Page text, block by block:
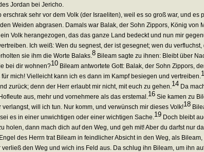
Jordan bei Jericho.
erschrak sehr vor dem Volk (der Israeliten), weil es so groß war, und es
Weiden abgrasen. Damals war Balak, der Sohn Zippors, König von
Volk herangezogen, das das ganze Land bedeckt und nun mir
Ich weiß: Wen du segnest, der ist gesegnet; wen du verfluchst,
sie ihm die Worte Balaks. 8 Bileam sagte zu ihnen: Bleibt über
bei dir wohnen?10 Bileam antwortete Gott: Balak, der Sohn Zippors,
mich! Vielleicht kann ich es dann im Kampf besiegen und vertreiben.
zurück; denn der Herr erlaubt mir nicht, mit euch zu gehen. 14 Da
aus, mehr und vornehmere als das erstemal. 16 Sie kamen zu
will ich tun. Nur komm, und verwünsch mir dieses Volk!18
es in einer unwichtigen oder einer wichtigen Sache. 19 Doch bleibt
dann mach dich auf den Weg, und geh mit! Aber du darfst nur
des Herrn trat Bileam in feindlicher Absicht in den Weg, als
den Weg und wich ins Feld aus. Da schlug ihn Bileam, um ihn